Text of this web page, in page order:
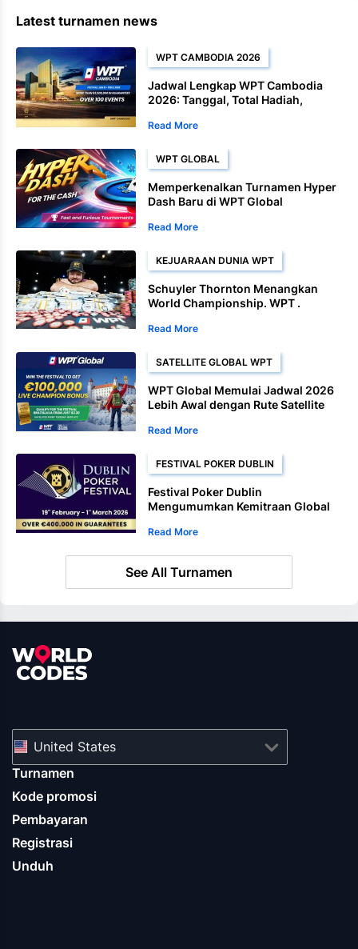
Latest turnamen news
WPT CAMBODIA 2026
Jadwal Lengkap WPT Cambodia
2026: Tanggal, Total Hadiah,
Kejuaraan
Read More
WPT GLOBAL
Memperkenalkan Turnamen Hyper
Dash Baru di WPT Global
Read More
KEJUARAAN DUNIA WPT
Schuyler Thornton Menangkan
World Championship. WPT .
Dominan.
Read More
SATELLITE GLOBAL WPT
WPT Global Memulai Jadwal 2026
Lebih Awal dengan Rute Satellite
Read More
FESTIVAL POKER DUBLIN
Festival Poker Dublin
Mengumumkan Kemitraan Global
Read More
See All Turnamen
United States
Turnamen
Kode promosi
Pembayaran
Registrasi
Unduh